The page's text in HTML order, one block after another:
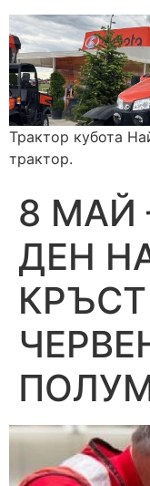
Трактор кубота
трактор.
8 МАЙ
ДЕН